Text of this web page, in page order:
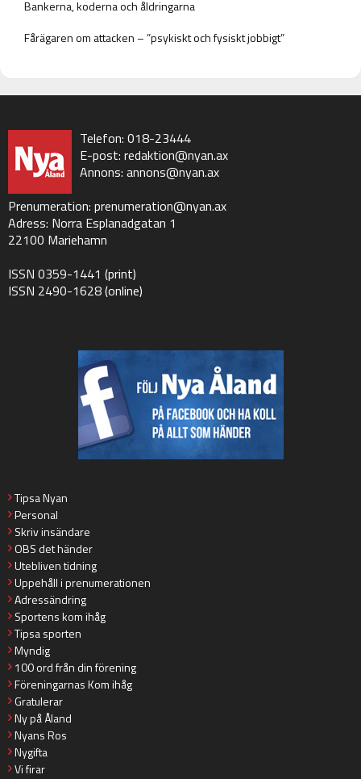
Bankerna, koderna och åldringarna
Fårägaren om attacken – ”psykiskt och fysiskt jobbigt”
Telefon: 018-23444
E-post: redaktion@nyan.ax
Annons: annons@nyan.ax
Prenumeration: prenumeration@nyan.ax
Adress: Norra Esplanadgatan 1
22100 Mariehamn
ISSN 0359-1441 (print)
ISSN 2490-1628 (online)
Tipsa Nyan
Personal
Skriv insändare
OBS det händer
Utebliven tidning
Uppehåll i prenumerationen
Adressändring
Sportens kom ihåg
Tipsa sporten
Myndig
100 ord från din förening
Föreningarnas Kom ihåg
Gratulerar
Ny på Åland
Nyans Ros
Nygifta
Vi firar